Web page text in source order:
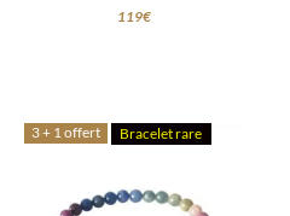
119€
3 + 1 offert Bracelet rare